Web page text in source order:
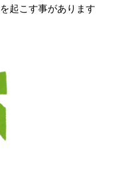
起こす事があります